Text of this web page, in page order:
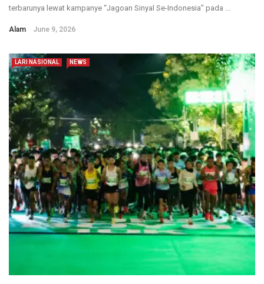
terbarunya lewat kampanye “Jagoan Sinyal Se-Indonesia” pada ...
Alam June 9, 2026
LARI NASIONAL NEWS